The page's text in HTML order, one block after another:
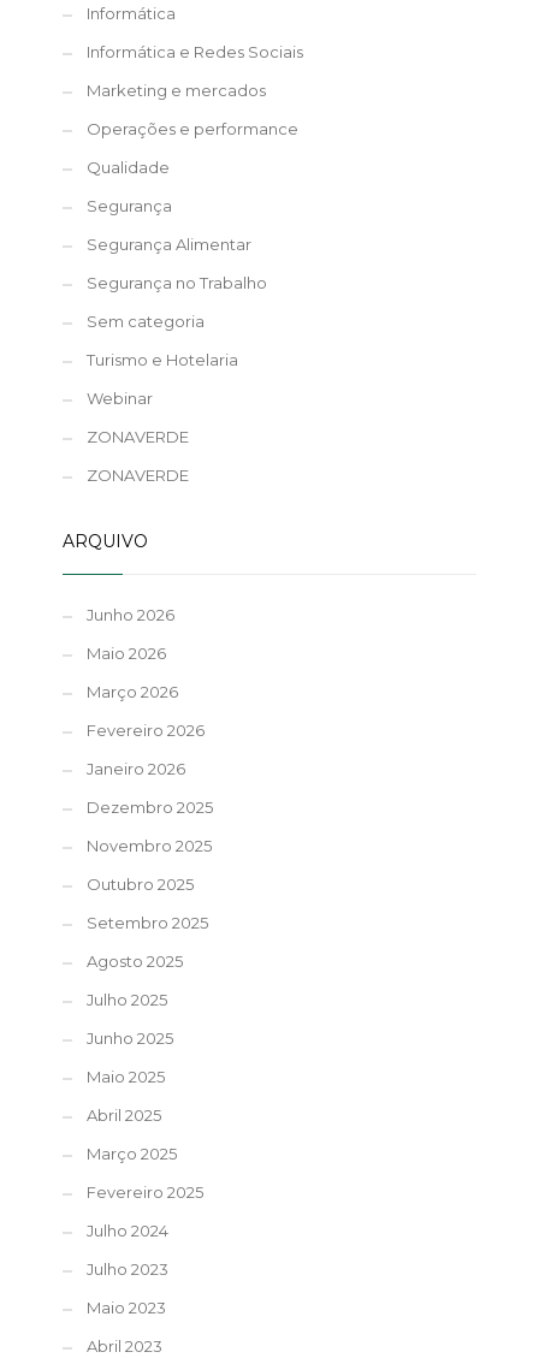
Informática
Informática e Redes Sociais
Marketing e mercados
Operações e performance
Qualidade
Segurança
Segurança Alimentar
Segurança no Trabalho
Sem categoria
Turismo e Hotelaria
Webinar
ZONAVERDE
ZONAVERDE
ARQUIVO
Junho 2026
Maio 2026
Março 2026
Fevereiro 2026
Janeiro 2026
Dezembro 2025
Novembro 2025
Outubro 2025
Setembro 2025
Agosto 2025
Julho 2025
Junho 2025
Maio 2025
Abril 2025
Março 2025
Fevereiro 2025
Julho 2024
Julho 2023
Maio 2023
Abril 2023